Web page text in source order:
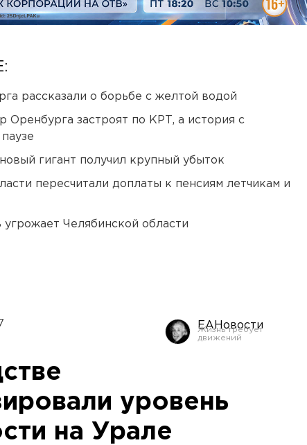
рассказали о борьбе с желтой водой
Оренбурга застроят по КРТ, а история с
гигант получил крупный убыток
пересчитали доплаты к пенсиям летчикам и
угрожает Челябинской области
ЕАНовости
уровень
на Урале